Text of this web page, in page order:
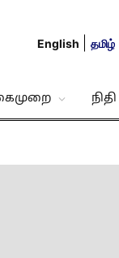
English தமிழ்
நிதி